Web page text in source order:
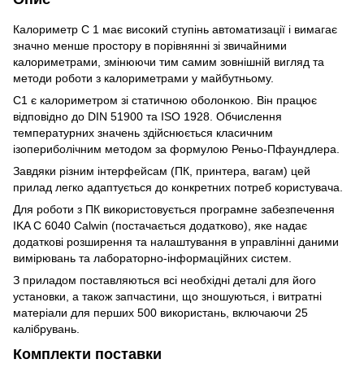
Калориметр C 1 має високий ступінь автоматизації і вимагає
значно менше простору в порівнянні зі звичайними
калориметрами, змінюючи тим самим зовнішній вигляд та
методи роботи з калориметрами у майбутньому.
C1 є калориметром зі статичною оболонкою. Він працює
відповідно до DIN 51900 та ISO 1928. Обчислення
температурних значень здійснюється класичним
ізопериболічним методом за формулою Реньо-Пфаундлера.
Завдяки різним інтерфейсам (ПК, принтера, вагам) цей
прилад легко адаптується до конкретних потреб користувача.
Для роботи з ПК використовується програмне забезпечення
IKA C 6040 Calwin (постачається додатково), яке надає
додаткові розширення та налаштування в управлінні даними
вимірювань та лабораторно-інформаційних систем.
З приладом поставляються всі необхідні деталі для його
установки, а також запчастини, що зношуються, і витратні
матеріали для перших 500 використань, включаючи 25
калібрувань.
Комплекти поставки